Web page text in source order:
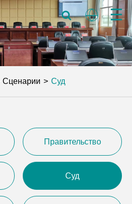
Сценарии Суд
Правительство
Суд